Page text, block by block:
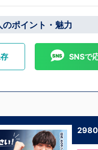
戸：水戸駅からバス5分 福岡 福岡：中洲川端駅から徒歩8分
の駅から徒歩5分 中国・四国 鳥取：米子市皆生温泉 愛媛：松山道後温泉
中 他にも続々出店予定 遠方からのご応募の方にはWEB面接対応し
のポイント・魅力
SNSで
2980